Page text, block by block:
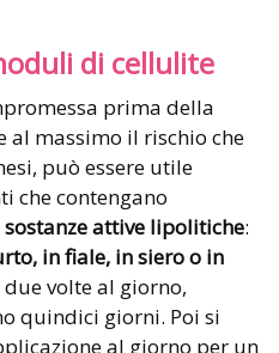
di cellulite
prima della
al massimo il rischio che
può essere utile
che contengano
sostanze attive lipolitiche:
in fiale, in siero o in
volte al giorno,
quindici giorni. Poi si
al giorno per un